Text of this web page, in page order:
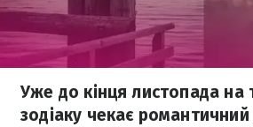
Уже до кінця листопада на
зодіаку чекає